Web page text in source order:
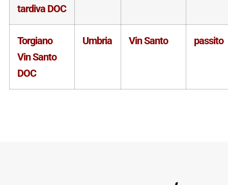
tardiva DOC
Torgiano
Vin Santo
DOC
Umbria Vin Santo passito